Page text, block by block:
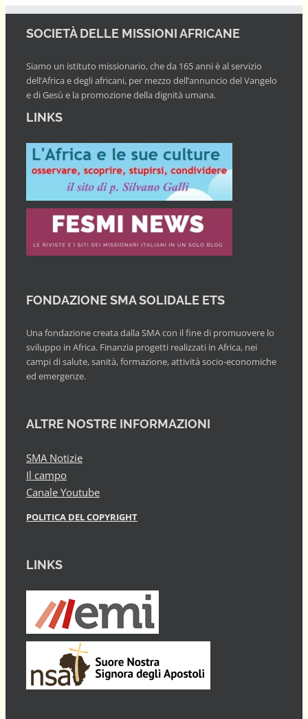
SOCIETÀ DELLE MISSIONI AFRICANE
Siamo un istituto missionario, che da 165 anni è al servizio
dell’Africa e degli africani, per mezzo dell’annuncio del Vangelo
e di Gesù e la promozione della dignità umana.
LINKS
FONDAZIONE SMA SOLIDALE ETS
Una fondazione creata dalla SMA con il fine di promuovere lo
sviluppo in Africa. Finanzia progetti realizzati in Africa, nei
campi di salute, sanità, formazione, attività socio-economiche
ed emergenze.
ALTRE NOSTRE INFORMAZIONI
SMA Notizie
Il campo
Canale Youtube
POLITICA DEL COPYRIGHT
LINKS